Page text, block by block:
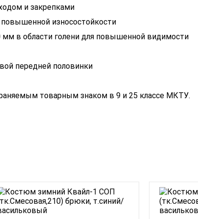
и закрепками
износостойкости
в области голени для повышенной видимости
передней половинки
товарным знаком в 9 и 25 классе МКТУ.